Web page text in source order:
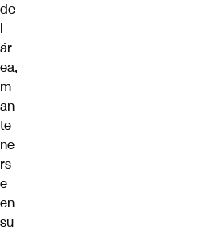
de
l
ár
ea,
m
an
te
ne
rs
e
en
su